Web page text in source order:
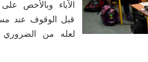
الآباء وبالأخص
قبل الوقوف عند
لعله من الضروري